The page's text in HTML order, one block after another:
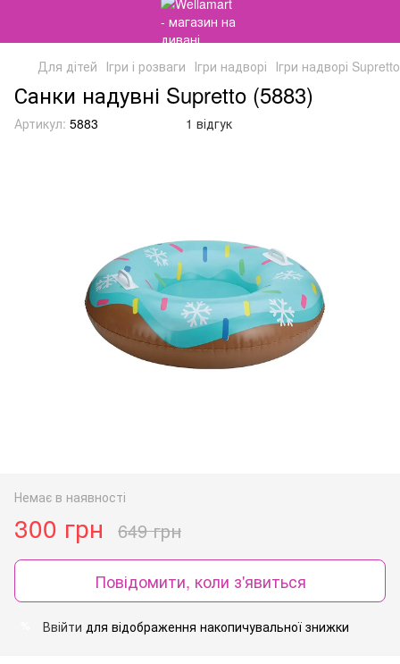
Для дітей Ігри і розваги Ігри надворі Ігри надворі Supretto
Санки надувні Supretto (5883)
Артикул: 5883 1 відгук
Немає в наявності
300 грн 649 грн
Повідомити, коли з'явиться
Ввійти для відображення накопичувальної знижки